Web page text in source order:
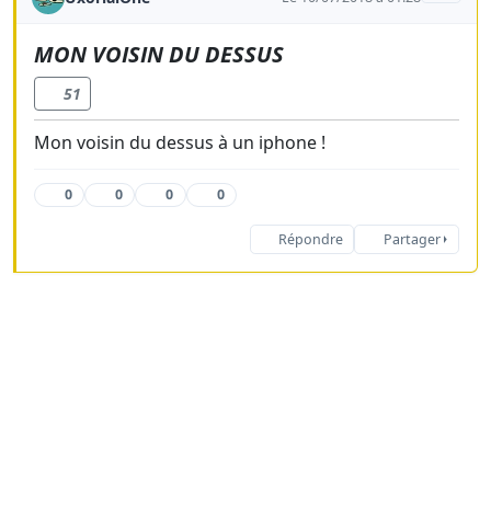
MON VOISIN DU DESSUS
51
Mon voisin du dessus à un iphone !
0 0 0 0
Répondre Partager